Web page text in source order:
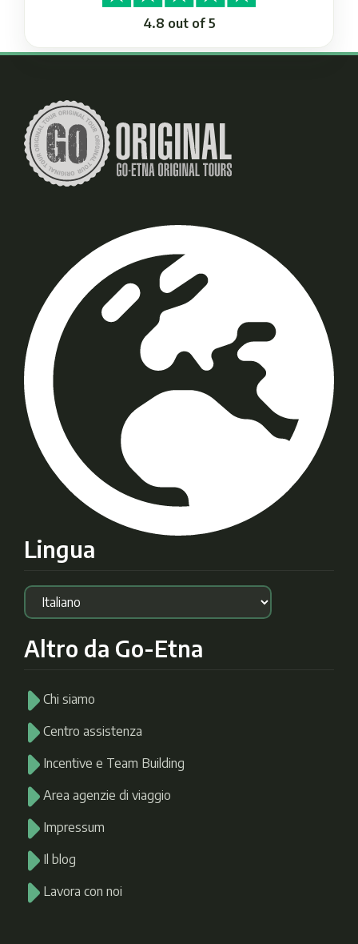
4.8 out of 5
Lingua
Altro da Go-Etna
Chi siamo
Centro assistenza
Incentive e Team Building
Area agenzie di viaggio
Impressum
Il blog
Lavora con noi